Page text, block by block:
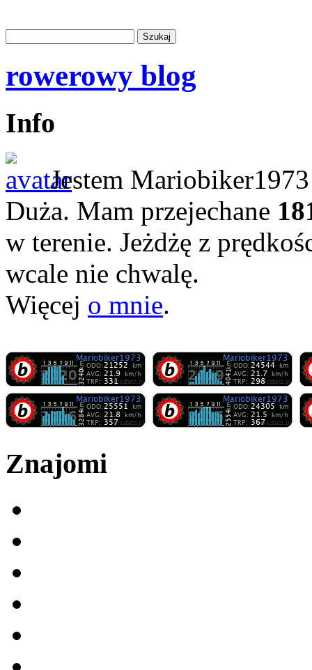
rowerowy blog
Info
Jestem
Duża. Mam przejechane
w terenie. Jeżdżę z
wcale nie chwalę.
Więcej o mnie.
Znajomi